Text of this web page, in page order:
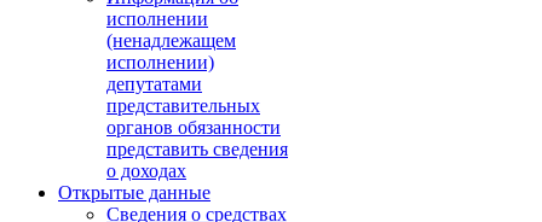
исполнении
(ненадлежащем
исполнении)
депутатами
представительных
органов обязанности
представить сведения
о доходах
Открытые данные
Сведения о средствах